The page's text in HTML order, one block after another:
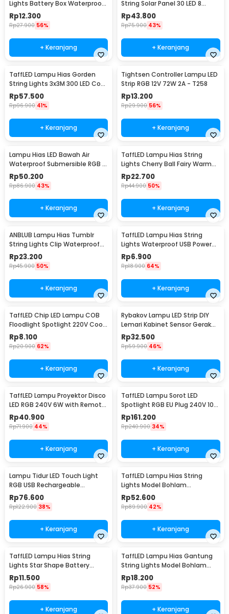
Lights Battery Box Waterproof
50 LED 5M - G5
Rp12.300
Rp27.900 56%
+ Keranjang
String Solar Panel 30 LED 8
Mode 6.5M - 896
Rp43.800
Rp75.900 43%
+ Keranjang
TaffLED Lampu Hias Gorden
String Lights 3x3M 300 LED Cool
White 18W - 300L
Rp57.500
Rp96.900 41%
+ Keranjang
Tightsen Controller Lampu LED
Strip RGB 12V 72W 2A - T258
Rp13.200
Rp29.900 56%
+ Keranjang
Lampu Hias LED Bawah Air
Waterproof Submersible RGB 2
PCS with Remote - 13017
Rp50.200
Rp86.900 43%
+ Keranjang
TaffLED Lampu Hias String
Lights Cherry Ball Fairy Warm
White 5M - LY20W
Rp22.700
Rp44.900 50%
+ Keranjang
ANBLUB Lampu Hias Tumblr
String Lights Clip Waterproof
20 LED 2M - 0606
Rp23.200
Rp45.900 50%
+ Keranjang
TaffLED Lampu Hias String
Lights Waterproof USB Power
50 LED 5M - SZ
Rp6.900
Rp18.900 64%
+ Keranjang
TaffLED Chip LED Lampu COB
Floodlight Spotlight 220V Cool
White 6000K 50W - COB4060-
AC220-50
Rp8.100
Rp20.900 62%
+ Keranjang
Rybakov Lampu LED Strip DIY
Lemari Kabinet Sensor Gerak
4.5W 1M - 2835
Rp32.500
Rp59.900 46%
+ Keranjang
TaffLED Lampu Proyektor Disco
LED RGB 240V 6W with Remote
Control - CY-LV-RG
Rp40.900
Rp71.900 44%
+ Keranjang
TaffLED Lampu Sorot LED
Spotlight RGB EU Plug 240V 10W
- L18RG
Rp161.200
Rp240.900 34%
+ Keranjang
Lampu Tidur LED Touch Light
RGB USB Rechargeable
1500mAh 5V 3W - F8-1
Rp76.600
Rp122.900 38%
+ Keranjang
TaffLED Lampu Hias String
Lights Model Bohlam
Waterproof 20 LED 5M - PD039
Rp52.600
Rp89.900 42%
+ Keranjang
TaffLED Lampu Hias String
Lights Star Shape Battery
Power 20 LED 3M - 2G11
Rp11.500
Rp26.900 58%
+ Keranjang
TaffLED Lampu Hias Gantung
String Lights Model Bohlam
Mini Waterproof 6M - ZYD0931
Rp18.200
Rp37.900 52%
+ Keranjang